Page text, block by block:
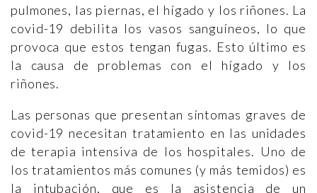
pulmones, las piernas, el hígado y los riñones. La
covid-19 debilita los vasos sanguíneos, lo que
provoca que estos tengan fugas. Esto último es
la causa de problemas con el hígado y los
riñones.
Las personas que presentan síntomas graves de
covid-19 necesitan tratamiento en las unidades
de terapia intensiva de los hospitales. Uno de
los tratamientos más comunes (y más temidos) es
la intubación, que es la asistencia de un